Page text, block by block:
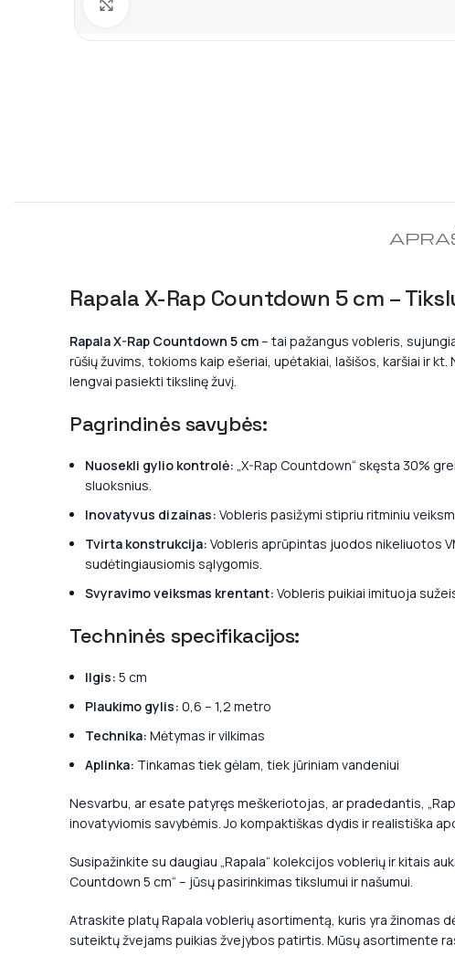
Rapala X-Rap Countdown 5 cm –
Rapala X-Rap Countdown 5 cm– tai pažangus vobleris,
rūšių žuvims, tokioms kaip ešeriai, upėtakiai, lašišos, karšiai ir
lengvai pasiekti tikslinę žuvį.
Pagrindinės savybės:
Nuosekli gylio kontrolė: „X-Rap Countdown“ skęsta 30%
sluoksnius.
Inovatyvus dizainas: Vobleris pasižymi stipriu ritminiu
Tvirta konstrukcija: Vobleris aprūpintas juodos nikeliuotos
sudėtingiausiomis sąlygomis.
Svyravimo veiksmas krentant: Vobleris puikiai imituoja
Techninės specifikacijos:
Ilgis: 5 cm
Plaukimo gylis: 0,6 – 1,2 metro
Technika: Mėtymas ir vilkimas
Aplinka: Tinkamas tiek gėlam, tiek jūriniam vandeniui
Nesvarbu, ar esate patyręs meškeriotojas, ar pradedantis,
inovatyviomis savybėmis. Jo kompaktiškas dydis ir realistiška
Susipažinkite su daugiau „Rapala“ kolekcijos voblerių ir kitais
Countdown 5 cm“ – jūsų pasirinkimas tikslumui ir našumui.
Atraskite platų Rapala voblerių asortimentą, kuris yra žinomas
suteiktų žvejams puikias žvejybos patirtis. Mūsų asortimente